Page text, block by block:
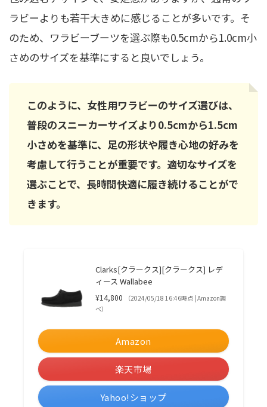
ラビーよりも若干大きめに感じることが多いです。そ
のため、ワラビーブーツを選ぶ際も0.5cmから1.0cm小
さめのサイズを基準にすると良いでしょう。
このように、女性用ワラビーのサイズ選びは、
普段のスニーカーサイズより0.5cmから1.5cm
小さめを基準に、足の形状や履き心地の好みを
考慮して行うことが重要です。適切なサイズを
選ぶことで、長時間快適に履き続けることがで
きます。
Clarks[クラークス][クラークス] レデ
ィース Wallabee
¥14,800
（2024/05/18 16:46時点 | Amazon調
べ）
Amazon
楽天市場
Yahoo!ショップ